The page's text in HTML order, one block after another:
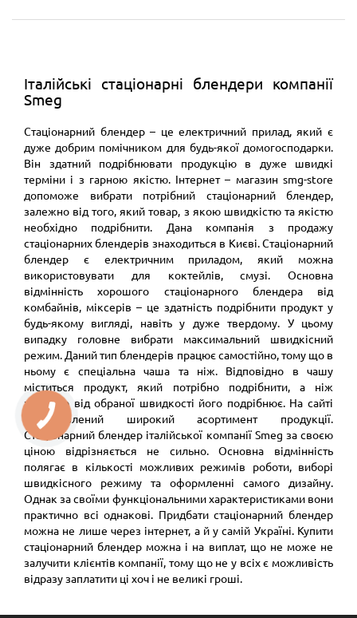
Італійські стаціонарні блендери компанії
Smeg
Стаціонарний блендер – це електричний прилад, який є
дуже добрим помічником для будь-якої домогосподарки.
Він здатний подрібнювати продукцію в дуже швидкі
терміни і з гарною якістю. Інтернет – магазин smg-store
допоможе вибрати потрібний стаціонарний блендер,
залежно від того, який товар, з якою швидкістю та якістю
необхідно подрібнити. Дана компанія з продажу
стаціонарних блендерів знаходиться в Києві. Стаціонарний
блендер є електричним приладом, який можна
використовувати для коктейлів, смузі. Основна
відмінність хорошого стаціонарного блендера від
комбайнів, міксерів – це здатність подрібнити продукт у
будь-якому вигляді, навіть у дуже твердому. У цьому
випадку головне вибрати максимальний швидкісний
режим. Даний тип блендерів працює самостійно, тому що в
ньому є спеціальна чаша та ніж. Відповідно в чашу
міститься продукт, який потрібно подрібнити, а ніж
залежно від обраної швидкості його подрібнює. На сайті
представлений широкий асортимент продукції.
Стаціонарний блендер італійської компанії Smeg за своєю
ціною відрізняється не сильно. Основна відмінність
полягає в кількості можливих режимів роботи, виборі
швидкісного режиму та оформленні самого дизайну.
Однак за своїми функціональними характеристиками вони
практично всі однакові. Придбати стаціонарний блендер
можна не лише через інтернет, а й у самій Україні. Купити
стаціонарний блендер можна і на виплат, що не може не
залучити клієнтів компанії, тому що не у всіх є можливість
відразу заплатити ці хоч і не великі гроші.